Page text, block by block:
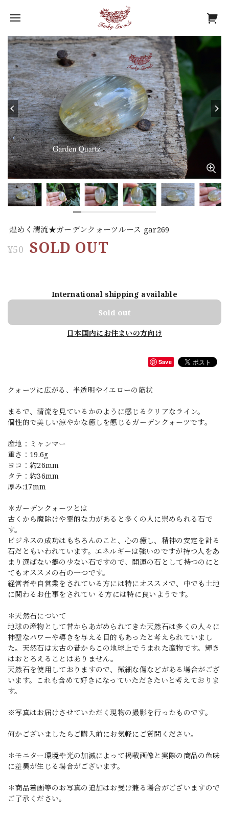
煌めく清流★ガーデンクォーツルース gar269
¥50 SOLD OUT
International shipping available
Sold out
日本国内にお住まいの方向け
Save
クォーツに広がる、半透明やイエローの筋状
まるで、清流を見ているかのように感じるクリアなライン。
個性的で美しい涼やかな癒しを感じるガーデンクォーツです。
産地：ミャンマー
重さ：19.6g
ヨコ：約26mm
タテ：約36mm
厚み:17mm
＊ガーデンクォーツとは
古くから魔除けや霊的な力があると多くの人に崇められる石で
す。
ビジネスの成功はもちろんのこと、心の癒し、精神の安定を計る
石だともいわれています。エネルギーは強いのですが持つ人をあ
まり選ばない癖の少ない石ですので、開運の石として持つのにと
てもオススメの石の一つです。
経営者や自営業をされている方には特にオススメで、中でも土地
に関わるお仕事をされてい る方には特に良いようです。
＊天然石について
地球の産物として昔からあがめられてきた天然石は多くの人々に
神聖なパワーや導きを与える目的もあったと考えられていまし
た。天然石は太古の昔からこの地球上でうまれた産物です。輝き
はおとろえることはありません。
天然石を使用しておりますので、微細な傷などがある場合がござ
います。これも含めて好きになっていただきたいと考えておりま
す。
※写真はお届けさせていただく現物の撮影を行ったものです。
何かございましたらご購入前にお気軽にご質問ください。
＊モニター環境や光の加減によって掲載画像と実際の商品の色味
に差異が生じる場合がございます。
＊商品着画等のお写真の追加はお受け兼る場合がございますので
ご了承ください。